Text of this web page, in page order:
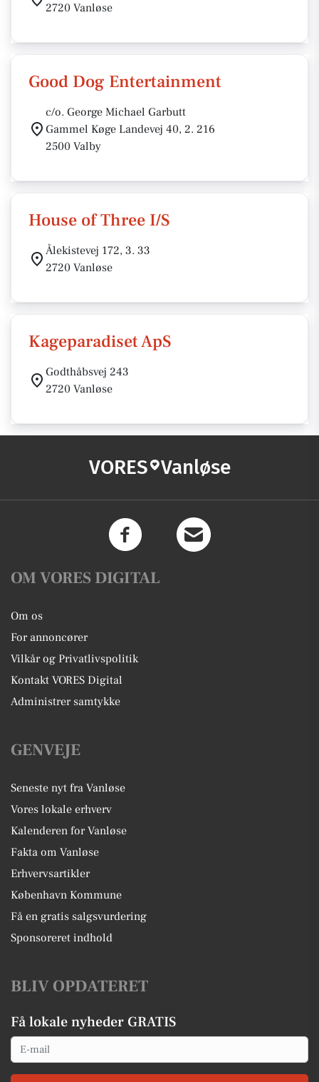
2720 Vanløse
Good Dog Entertainment
c/o. George Michael Garbutt
Gammel Køge Landevej 40, 2. 216
2500 Valby
House of Three I/S
Ålekistevej 172, 3. 33
2720 Vanløse
Kageparadiset ApS
Godthåbsvej 243
2720 Vanløse
VORES Vanløse
OM VORES DIGITAL
Om os
For annoncører
Vilkår og Privatlivspolitik
Kontakt VORES Digital
Administrer samtykke
GENVEJE
Seneste nyt fra Vanløse
Vores lokale erhverv
Kalenderen for Vanløse
Fakta om Vanløse
Erhvervsartikler
København Kommune
Få en gratis salgsvurdering
Sponsoreret indhold
BLIV OPDATERET
Få lokale nyheder GRATIS
Email